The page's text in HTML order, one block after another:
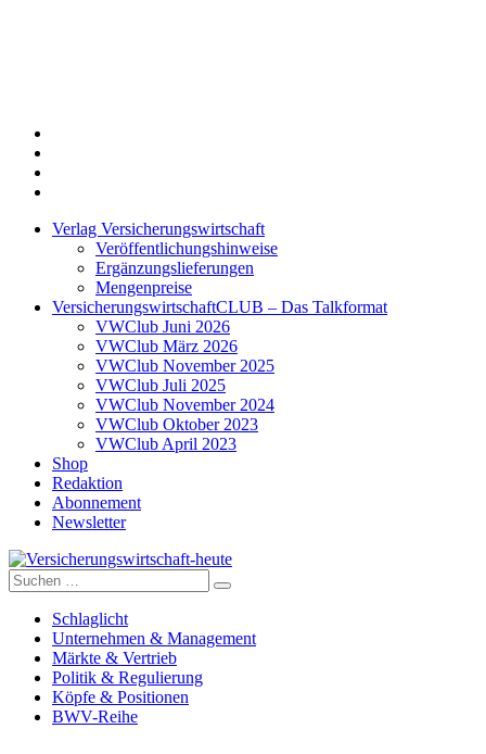
Verlag Versicherungswirtschaft
Veröffentlichungshinweise
Ergänzungslieferungen
Mengenpreise
VersicherungswirtschaftCLUB – Das Talkformat
VWClub Juni 2026
VWClub März 2026
VWClub November 2025
VWClub Juli 2025
VWClub November 2024
VWClub Oktober 2023
VWClub April 2023
Shop
Redaktion
Abonnement
Newsletter
Versicherungswirtschaft-heute
Suche
nach:
Schlaglicht
Unternehmen & Management
Märkte & Vertrieb
Politik & Regulierung
Köpfe & Positionen
BWV-Reihe